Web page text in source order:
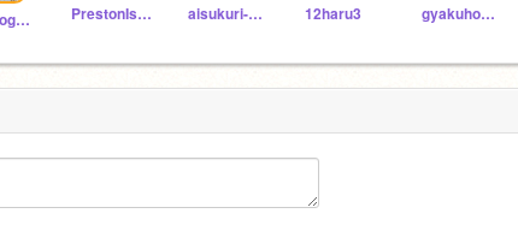
the_programmer_cat PrestonIsBack_OMG aisukuri-mu901 12haru3 gyakuhonyakusss2